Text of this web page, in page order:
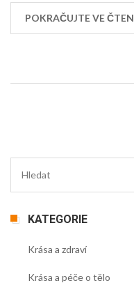
POKRAČUJTE VE
KATEGORIE
Krása a zdraví
Krása a péče o tělo